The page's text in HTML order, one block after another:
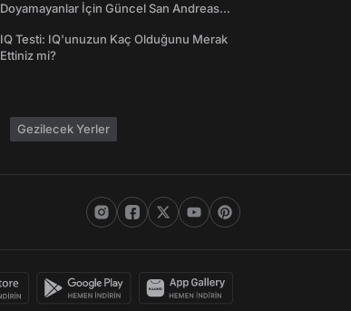
Doyamayanlar İçin Güncel San Andreas
IQ Testi: IQ'unuzun Kaç Olduğunu Merak
Ettiniz mi?
Gezilecek Yerler